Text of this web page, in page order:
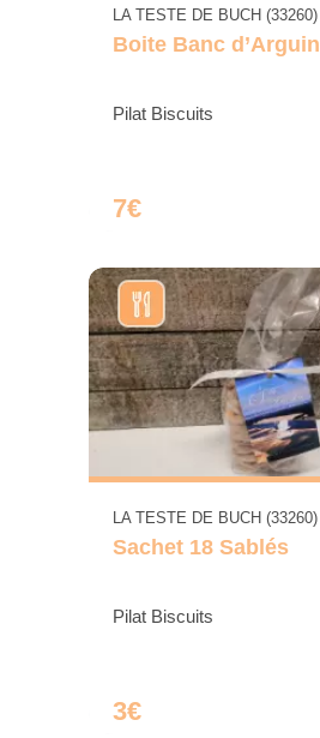
LA TESTE DE BUCH (33260)
Boite Banc d’Arguin
Pilat Biscuits
7€
LA TESTE DE BUCH (33260)
Sachet 18 Sablés
Pilat Biscuits
3€